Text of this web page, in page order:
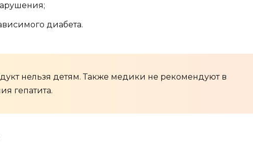
диабета.
нельзя детям. Также медики не рекомендуют в
гепатита.